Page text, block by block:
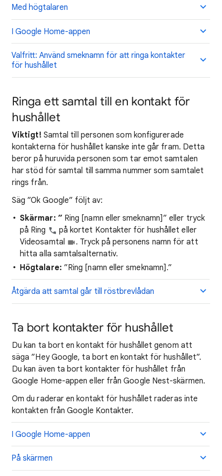
Med högtalaren
I Google Home-appen
Valfritt: Använd smeknamn för att ringa kontakter
för hushållet
Ringa ett samtal till en kontakt för
hushållet
Viktigt! Samtal till personen som konfigurerade
kontakterna för hushållet kanske inte går fram. Detta
beror på huruvida personen som tar emot samtalen
har stöd för samtal till samma nummer som samtalet
rings från.
Säg ”Ok Google” följt av:
Skärmar: ”Ring [namn eller smeknamn]” eller tryck
på Ring
på kortet Kontakter för hushållet eller
Videosamtal
. Tryck på personens namn för att
hitta alla samtalsalternativ.
Högtalare: ”Ring [namn eller smeknamn].”
Åtgärda att samtal går till röstbrevlådan
Ta bort kontakter för hushållet
Du kan ta bort en kontakt för hushållet genom att
säga ”Hey Google, ta bort en kontakt för hushållet”.
Du kan även ta bort kontakter för hushållet från
Google Home-appen eller från Google Nest-skärmen.
Om du raderar en kontakt för hushållet raderas inte
kontakten från Google Kontakter.
I Google Home-appen
På skärmen